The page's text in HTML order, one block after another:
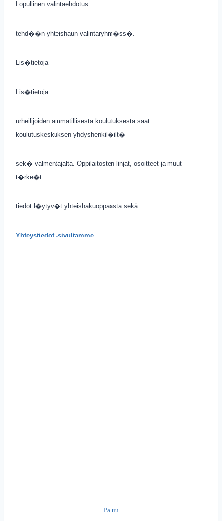
Lopullinen valintaehdotus
tehd��n yhteishaun valintaryhm�ss�.
Lis�tietoja
Lis�tietoja
urheilijoiden ammatillisesta koulutuksesta saat
koulutuskeskuksen yhdyshenkil�ilt�
sek� valmentajalta. Oppilaitosten linjat, osoitteet ja muut
t�rke�t
tiedot l�ytyv�t yhteishakuoppaasta sekä
Yhteystiedot -sivultamme.
Paluu